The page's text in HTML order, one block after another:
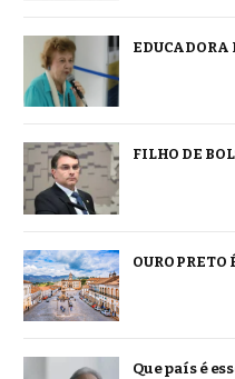
FILHO DE
OURO PRETO
Que país é